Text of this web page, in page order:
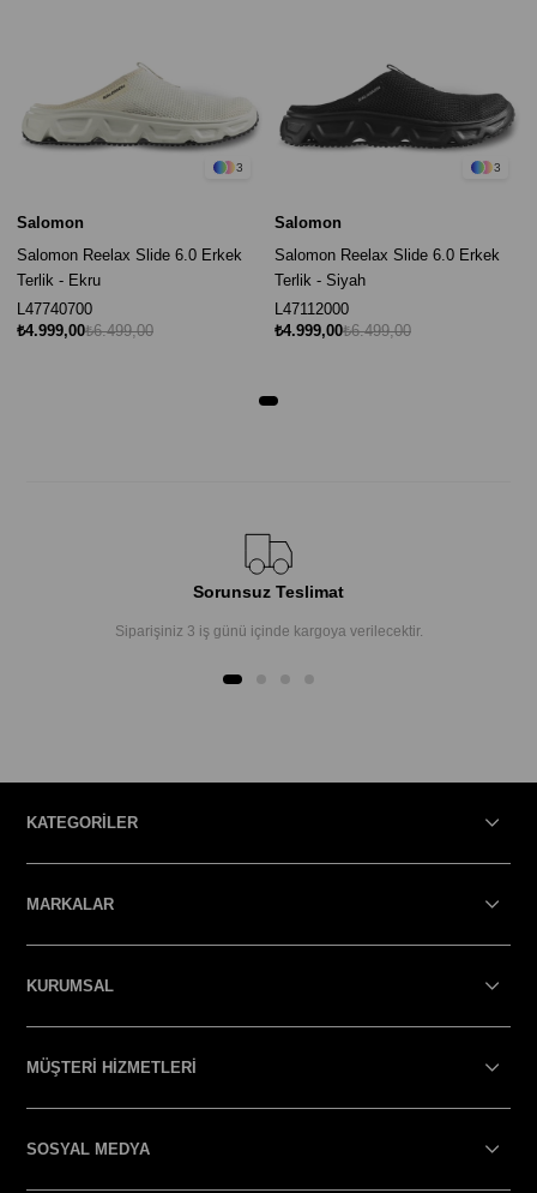
3
Salomon
Salomon Reelax Slide 6.0 Erkek
Terlik - Ekru
L47740700
₺4.999,00₺6.499,00
3
Salomon
Salomon Reelax Slide 6.0 Erkek
Terlik - Siyah
L47112000
₺4.999,00₺6.499,00
Sorunsuz Teslimat
Siparişiniz 3 iş günü içinde kargoya verilecektir.
KATEGORİLER
MARKALAR
KURUMSAL
MÜŞTERİ HİZMETLERİ
SOSYAL MEDYA